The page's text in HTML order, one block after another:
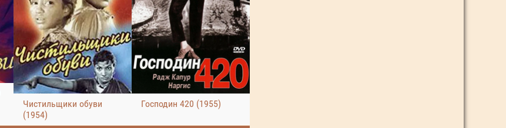
Чистильщики обуви
(1954)
Господин 420 (1955)